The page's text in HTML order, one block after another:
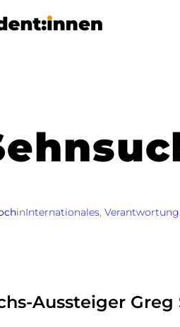
inInternationales, Verantwortung
Aussteiger